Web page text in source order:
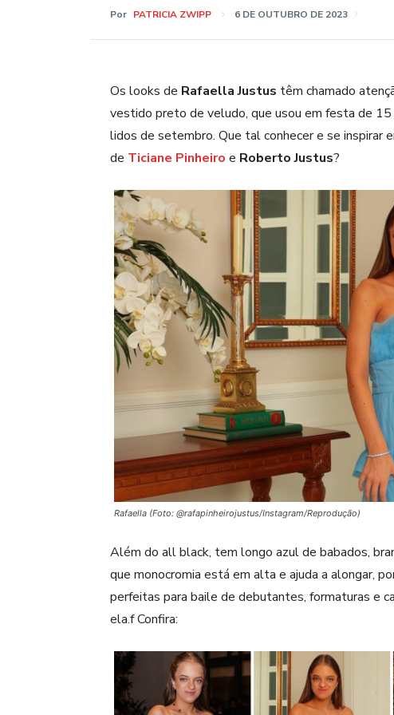
Por PATRICIA ZWIPP 6 DE OUTUBRO DE 2023
Os looks de Rafaella Justus têm chamado
vestido preto de veludo, que usou em festa de 15
lidos de setembro. Que tal conhecer e se inspirar
de Ticiane Pinheiro e Roberto Justus?
Rafaella (Foto: @rafapinheirojustus/Instagram/Reprodução)
Além do all black, tem longo azul de babados,
que monocromia está em alta e ajuda a alongar,
perfeitas para baile de debutantes, formaturas e
ela.f Confira: